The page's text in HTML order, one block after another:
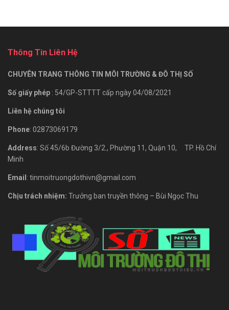
Thông Tin Liên Hệ
CHUYÊN TRANG THÔNG TIN MÔI TRƯỜNG & ĐÔ THỊ SỐ
Số giấy phép : 54/GP-STTTT cấp ngày 04/08/2021
Liên hệ chúng tôi
Phone: 02873069179
Address: Số 45/6b Đường 3/2., Phường 11, Quận 10, TP. Hồ Chí
Minh
Email : tinmoitruongdothivn@gmail.com
Chịu trách nhiệm: Trưởng ban truyền thông – Bùi Ngọc Thu